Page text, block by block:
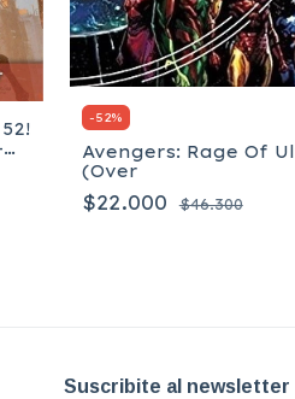
-52%
Avengers: Rage Of
(Over
$22.000 $46.300
Suscribite al newsletter